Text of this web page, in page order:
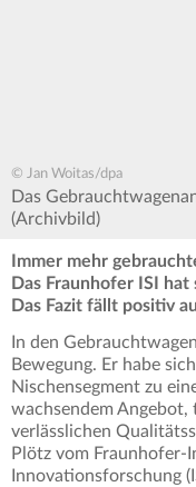
© Jan Woitas/dpa
Das
(Archivbild)
Immer mehr
Das Fraunhofer ISI
Das Fazit fällt positiv
In den
Bewegung. Er habe
Nischensegment zu
wachsendem Angebot,
verlässlichen
Plötz vom
Innovationsforschung